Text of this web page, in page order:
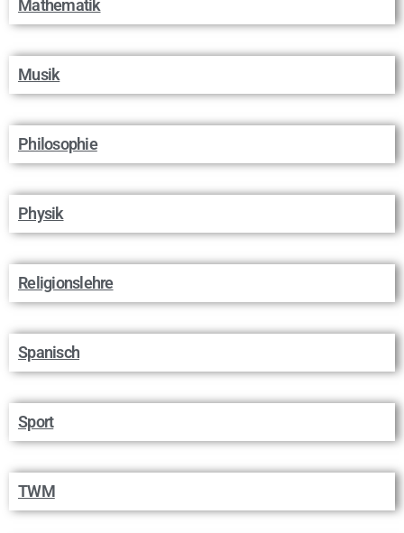
Mathematik
Musik
Philosophie
Physik
Religionslehre
Spanisch
Sport
TWM